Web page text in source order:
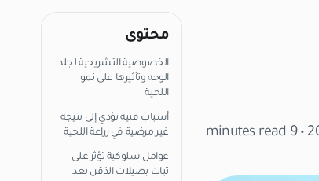
محتوى
الخصوصية التشريحية لجلد
الوجه وتأثيرها على نمو
اللحية
أسباب فنية تؤدي إلى نتيجة
غير مرضية في زراعة اللحية
عوامل سلوكية تؤثر على
ثبات بصيلات الذقن بعد
• 9 minutes read